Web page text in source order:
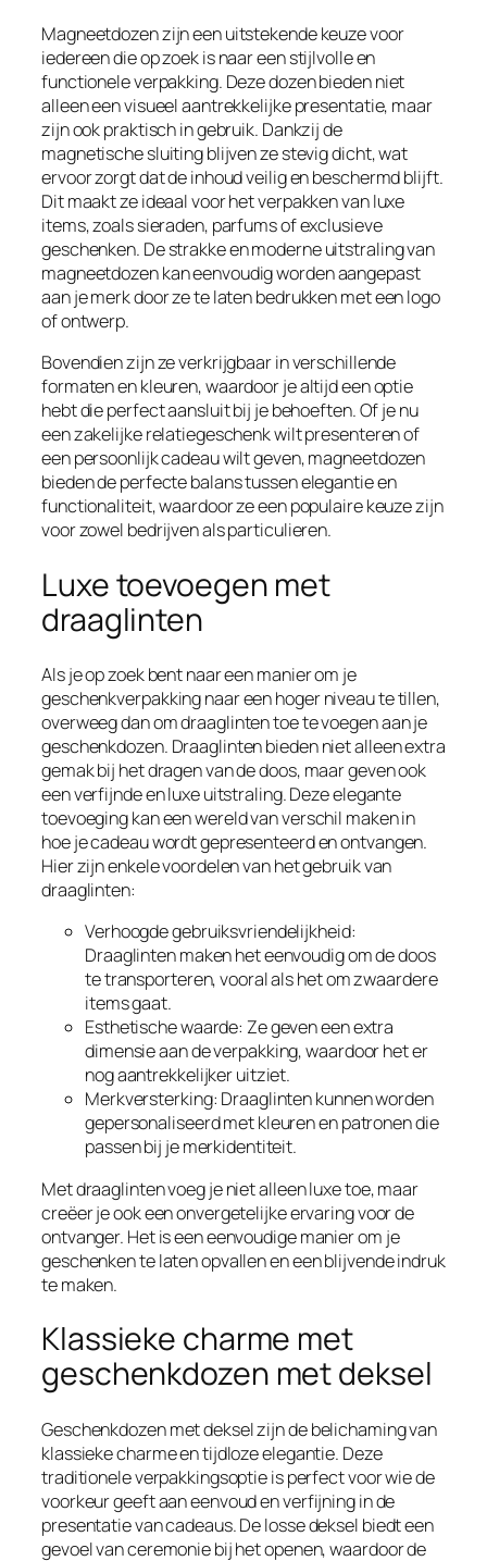
Magneetdozen zijn een uitstekende keuze voor
iedereen die op zoek is naar een stijlvolle en
functionele verpakking. Deze dozen bieden niet
alleen een visueel aantrekkelijke presentatie, maar
zijn ook praktisch in gebruik. Dankzij de
magnetische sluiting blijven ze stevig dicht, wat
ervoor zorgt dat de inhoud veilig en beschermd blijft.
Dit maakt ze ideaal voor het verpakken van luxe
items, zoals sieraden, parfums of exclusieve
geschenken. De strakke en moderne uitstraling van
magneetdozen kan eenvoudig worden aangepast
aan je merk door ze te laten bedrukken met een logo
of ontwerp.
Bovendien zijn ze verkrijgbaar in verschillende
formaten en kleuren, waardoor je altijd een optie
hebt die perfect aansluit bij je behoeften. Of je nu
een zakelijke relatiegeschenk wilt presenteren of
een persoonlijk cadeau wilt geven, magneetdozen
bieden de perfecte balans tussen elegantie en
functionaliteit, waardoor ze een populaire keuze zijn
voor zowel bedrijven als particulieren.
Luxe toevoegen met
draaglinten
Als je op zoek bent naar een manier om je
geschenkverpakking naar een hoger niveau te tillen,
overweeg dan om draaglinten toe te voegen aan je
geschenkdozen. Draaglinten bieden niet alleen extra
gemak bij het dragen van de doos, maar geven ook
een verfijnde en luxe uitstraling. Deze elegante
toevoeging kan een wereld van verschil maken in
hoe je cadeau wordt gepresenteerd en ontvangen.
Hier zijn enkele voordelen van het gebruik van
draaglinten:
Verhoogde gebruiksvriendelijkheid:
Draaglinten maken het eenvoudig om de doos
te transporteren, vooral als het om zwaardere
items gaat.
Esthetische waarde: Ze geven een extra
dimensie aan de verpakking, waardoor het er
nog aantrekkelijker uitziet.
Merkversterking: Draaglinten kunnen worden
gepersonaliseerd met kleuren en patronen die
passen bij je merkidentiteit.
Met draaglinten voeg je niet alleen luxe toe, maar
creëer je ook een onvergetelijke ervaring voor de
ontvanger. Het is een eenvoudige manier om je
geschenken te laten opvallen en een blijvende indruk
te maken.
Klassieke charme met
geschenkdozen met deksel
Geschenkdozen met deksel zijn de belichaming van
klassieke charme en tijdloze elegantie. Deze
traditionele verpakkingsoptie is perfect voor wie de
voorkeur geeft aan eenvoud en verfijning in de
presentatie van cadeaus. De losse deksel biedt een
gevoel van ceremonie bij het openen, waardoor de